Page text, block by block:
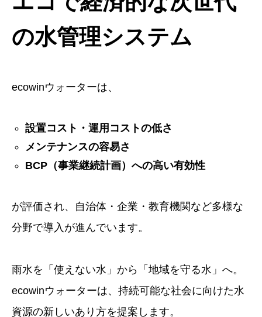
の水管理システム
ecowinウォーターは、
設置コスト・運用コストの低さ
メンテナンスの容易さ
BCP（事業継続計画）への高い有効性
が評価され、自治体・企業・教育機関など多様な
分野で導入が進んでいます。
雨水を「使えない水」から「地域を守る水」へ。
ecowinウォーターは、持続可能な社会に向けた水
資源の新しいあり方を提案します。